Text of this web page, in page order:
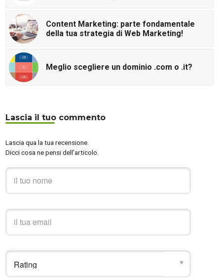
Content Marketing: parte fondamentale
della tua strategia di Web Marketing!
Meglio scegliere un dominio .com o .it?
Lascia il tuo commento
Lascia qua la tua recensione.
Dicci cosa ne pensi dell’articolo.